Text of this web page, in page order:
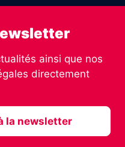
ainsi que nos
directement
la newsletter